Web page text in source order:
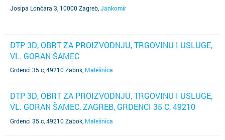
Josipa Lončara 3, 10000 Zagreb Jankomir
DTP 3D, OBRT ZA PROIZVODNJU, TRGOVINU I USLUGE,
VL. GORAN ŠAMEC
Grdenci 35 c, 49210 Zabok Malešnica
DTP 3D, OBRT ZA PROIZVODNJU, TRGOVINU I USLUGE,
VL. GORAN ŠAMEC, ZAGREB, GRDENCI 35 C, 49210
ZABOK
Grdenci 35 c, 49210 Zabok Malešnica